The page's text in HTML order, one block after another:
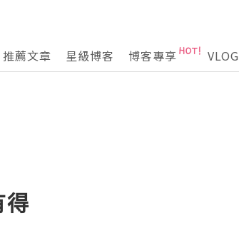
推薦文章 星級博客 博客專享 VLOG
得